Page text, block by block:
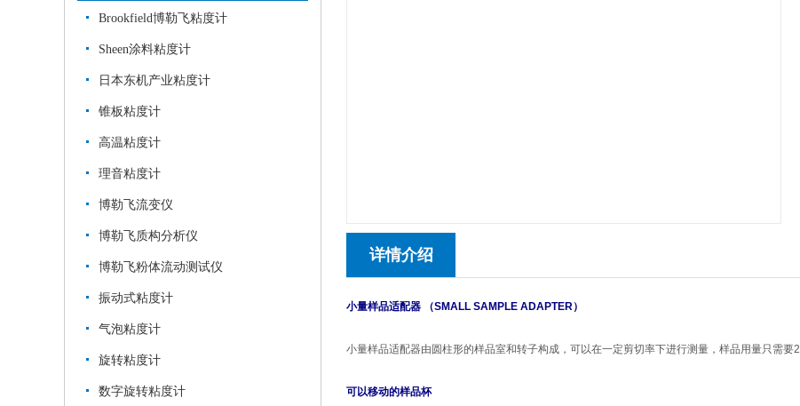
Brookfield博勒飞粘度计
Sheen涂料粘度计
日本东机产业粘度计
锥板粘度计
高温粘度计
理音粘度计
博勒飞流变仪
博勒飞质构分析仪
博勒飞粉体流动测试仪
振动式粘度计
气泡粘度计
旋转粘度计
数字旋转粘度计
详情介绍
小量样品适配器 （SMALL SAMPLE ADAPTER）
小量样品适配器由圆柱形的样品室和转子构成，可以在一定剪切率下进行测量，样品用量只需要2
可以移动的样品杯